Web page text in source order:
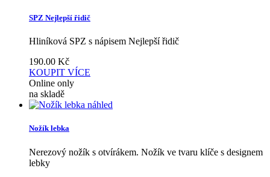
SPZ Nejlepší řidič
Hliníková SPZ s nápisem Nejlepší řidič
190.00 Kč
KOUPIT VÍCE
Online only
na skladě
náhled
Nožík lebka
Nerezový nožík s otvírákem. Nožík ve tvaru klíče s designem
lebky